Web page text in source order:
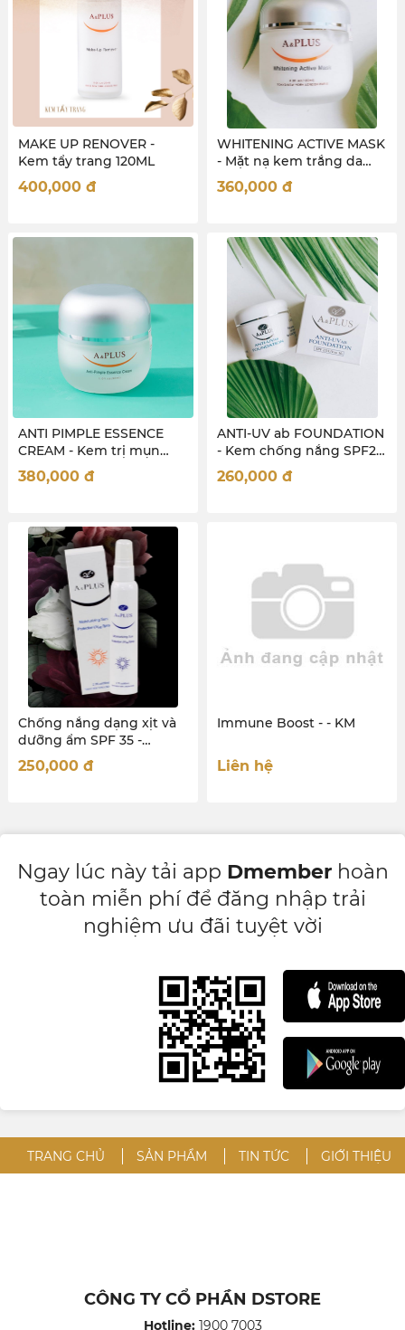
MAKE UP RENOVER -
Kem tẩy trang 120ML
400,000 đ
WHITENING ACTIVE MASK
- Mặt nạ kem trắng da
120ml
360,000 đ
ANTI PIMPLE ESSENCE
CREAM - Kem trị mụn
30ml
380,000 đ
ANTI-UV ab FOUNDATION
- Kem chống nắng SPF25
30ml
260,000 đ
Chống nắng dạng xịt và
dưỡng ẩm SPF 35 -
MOISTURIZING SUN
PROTECTION UV SPRAY
250,000 đ
Immune Boost - - KM
Liên hệ
Ngay lúc này tải app Dmemberhoàn
toàn miễn phí để đăng nhập trải
nghiệm ưu đãi tuyệt vời
TRANG CHỦ SẢN PHẨM TIN TỨC GIỚI THIỆU
CÔNG TY CỔ PHẦN DSTORE
Hotline:1900 7003